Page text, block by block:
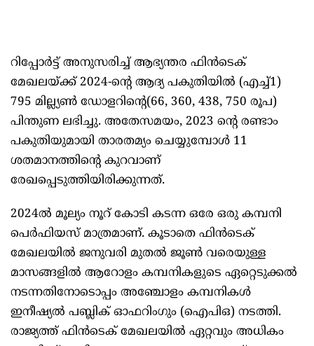
റിപ്പോർട്ട് അനുസരിച്ച് ആഭ്യന്തര ഫിൻടെക്
മേഖലയ്ക്ക് 2024-ൻ്റെ ആദ്യ പകുതിയിൽ (എച്ച്1)
795 മില്ല്യൺ ഡോളറിന്റെ(66, 360, 438, 750 രൂപ)
പിന്തുണ ലഭിച്ചു. അതേസമയം, 2023 ന്റെ രണ്ടാം
പകുതിയുമായി താരതമ്യം ചെയ്യുമ്പോൾ 11
ശതമാനത്തിന്റെ കുറവാണ്
രേഖപ്പെടുത്തിയിരിക്കുന്നത്.
2024ൽ മൂല്യം നൂറ് കോടി കടന്ന ഒരേ ഒരു കമ്പനി
പെർഫിയസ് മാത്രമാണ്. കൂടാതെ ഫിൻടെക്
മേഖലയിൽ ജനുവരി മുതൽ ജൂൺ വരെയുള്ള
മാസങ്ങളിൽ ആറോളം കമ്പനികളുടെ ഏറ്റെടുക്കൽ
നടന്നതിനോടൊപ്പം അഞ്ചോളം കമ്പനികൾ
ഇനീഷ്യൽ പബ്ലിക് ഓഫറിംഗും (ഐപിഒ) നടത്തി.
രാജ്യത്ത് ഫിൻടെക് മേഖലയിൽ ഏറ്റവും അധികം